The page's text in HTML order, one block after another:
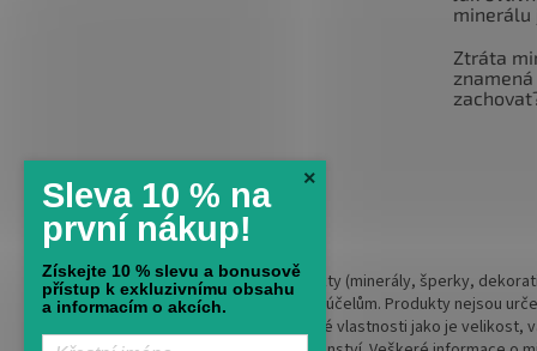
minerálu
Ztráta
Upozornění:Naše produkty (minerály, šperky,
konzumaci ani k léčebným účelům. Produkty nejsou
ohledem na jeho specifické vlastnosti jako je
×
Sleva 10 % na
první nákup!
Získejte 10 % slevu a bonusově
přístup k exkluzivnímu obsahu
a informacím o akcích.